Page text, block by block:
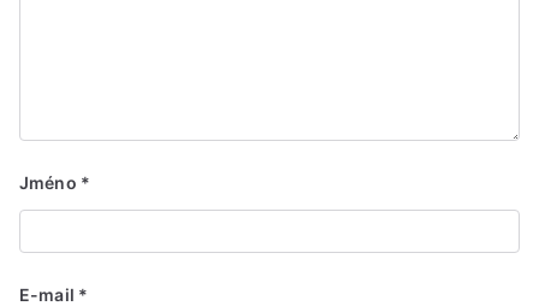
Jméno *
E-mail *